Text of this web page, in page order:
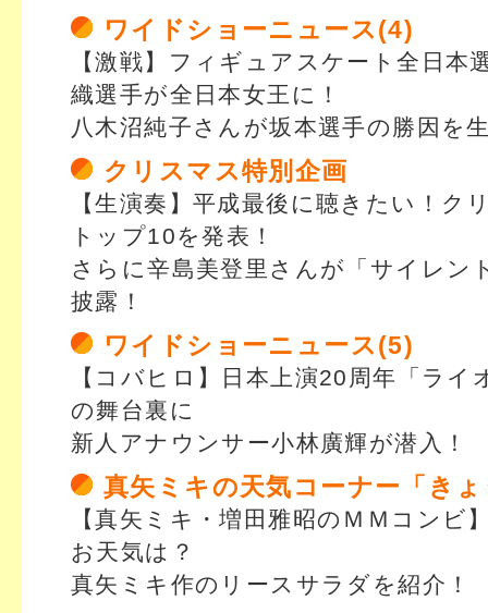
ワイドショーニュース(4)
【激戦】フィギュアスケート全日本
織選手が全日本女王に！
八木沼純子さんが坂本選手の勝因を
クリスマス特別企画
【生演奏】平成最後に聴きたい！ク
トップ10を発表！
さらに辛島美登里さんが「サイレン
披露！
ワイドショーニュース(5)
【コバヒロ】日本上演20周年「ライ
の舞台裏に
新人アナウンサー小林廣輝が潜入！
真矢ミキの天気コーナー「き
【真矢ミキ・増田雅昭のＭＭコンビ
お天気は？
真矢ミキ作のリースサラダを紹介！